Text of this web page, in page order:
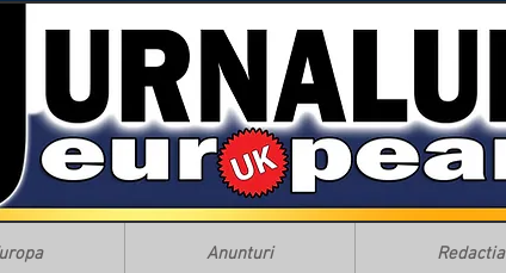
Anunturi Redactia